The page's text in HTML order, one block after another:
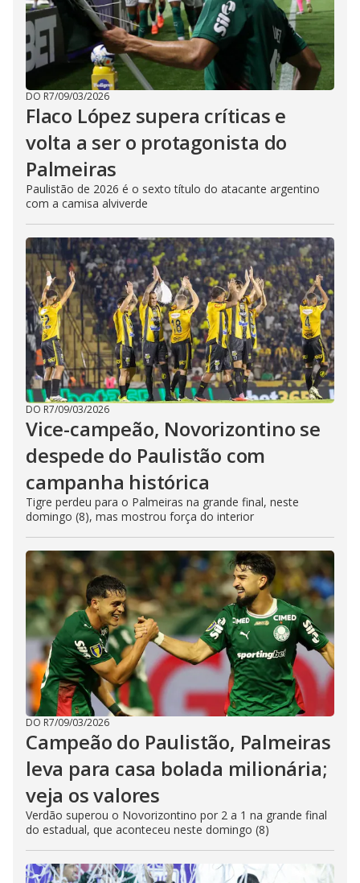
DO R7/09/03/2026
Flaco López supera críticas e
volta a ser o protagonista do
Palmeiras
Paulistão de 2026 é o sexto título do atacante argentino
com a camisa alviverde
DO R7/09/03/2026
Vice-campeão, Novorizontino se
despede do Paulistão com
campanha histórica
Tigre perdeu para o Palmeiras na grande final, neste
domingo (8), mas mostrou força do interior
DO R7/09/03/2026
Campeão do Paulistão, Palmeiras
leva para casa bolada milionária;
veja os valores
Verdão superou o Novorizontino por 2 a 1 na grande final
do estadual, que aconteceu neste domingo (8)